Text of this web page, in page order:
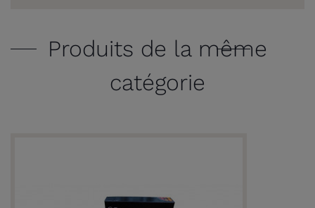
Produits de la même
catégorie